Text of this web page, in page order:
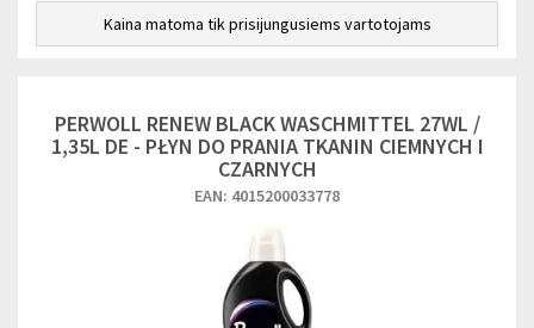
Kaina matoma tik prisijungusiems vartotojams
PERWOLL RENEW BLACK WASCHMITTEL 27WL /
1,35L DE - PŁYN DO PRANIA TKANIN CIEMNYCH I
CZARNYCH
EAN: 4015200033778